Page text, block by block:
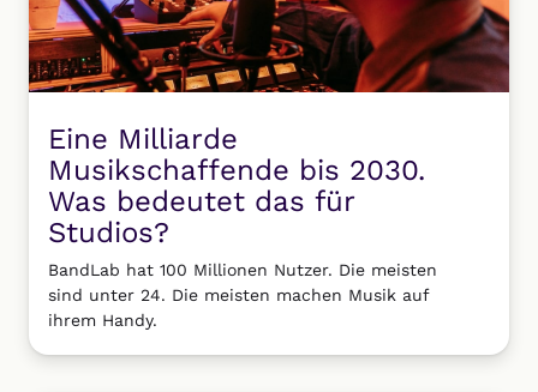
Eine Milliarde
Musikschaffende bis 2030.
Was bedeutet das für
Studios?
BandLab hat 100 Millionen Nutzer. Die meisten
sind unter 24. Die meisten machen Musik auf
ihrem Handy.